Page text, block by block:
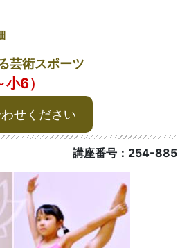
芸術スポーツ
6）
せください
講座番号：254-885